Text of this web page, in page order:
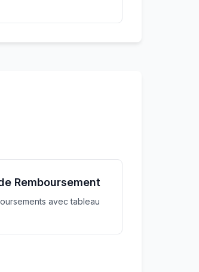
Remboursement
avec tableau